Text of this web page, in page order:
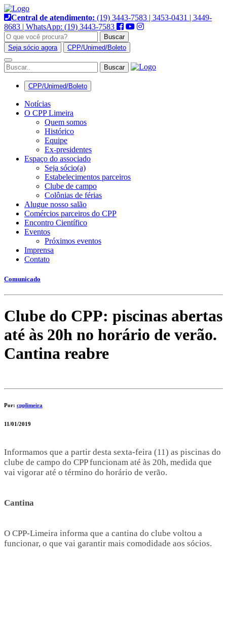
Pular
para
o
conteúdo
Central de atendimento: (19) 3443-7583 | 3453-0431 | 3449-
8683 | WhatsApp: (19) 3443-7583
Buscar
Seja sócio agora
CPP/Unimed/Boleto
Alternar
navegação
CPP/Unimed/Boleto
Notícias
O CPP Limeira
Quem somos
Histórico
Equipe
Ex-presidentes
Espaço do associado
Seja sócio(a)
Estabelecimentos parceiros
Clube de campo
Colônias de férias
Alugue nosso salão
Comércios parceiros do CPP
Encontro Científico
Eventos
Próximos eventos
Imprensa
Contato
Comunicado
Clube do CPP: piscinas abertas
até às 20h no horário de verão.
Cantina reabre
Por: cpplimeira
11/01/2019
Informamos que a partir desta sexta-feira (11) as piscinas do
clube de campo do CPP funcionam até às 20h, medida que
vai vigorar até o término do horário de verão.
Cantina
O CPP-Limeira informa que a cantina do clube voltou a
funcionar, o que vai garantir mais comodidade aos sócios.